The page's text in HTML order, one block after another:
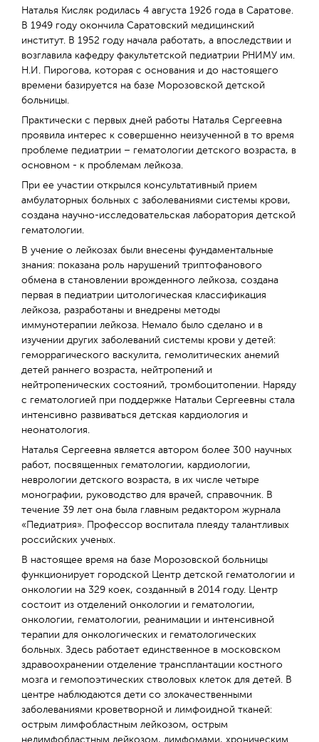
Наталья Кисляк родилась 4 августа 1926 года в Саратове.
В 1949 году окончила Саратовский медицинский
институт. В 1952 году начала работать, а впоследствии и
возглавила кафедру факультетской педиатрии РНИМУ им.
Н.И. Пирогова, которая с основания и до настоящего
времени базируется на базе Морозовской детской
больницы.
Практически с первых дней работы Наталья Сергеевна
проявила интерес к совершенно неизученной в то время
проблеме педиатрии – гематологии детского возраста, в
основном - к проблемам лейкоза.
При ее участии открылся консультативный прием
амбулаторных больных с заболеваниями системы крови,
создана научно-исследовательская лаборатория детской
гематологии.
В учение о лейкозах были внесены фундаментальные
знания: показана роль нарушений триптофанового
обмена в становлении врожденного лейкоза, создана
первая в педиатрии цитологическая классификация
лейкоза, разработаны и внедрены методы
иммунотерапии лейкоза. Немало было сделано и в
изучении других заболеваний системы крови у детей:
геморрагического васкулита, гемолитических анемий
детей раннего возраста, нейтропений и
нейтропенических состояний, тромбоцитопении. Наряду
с гематологией при поддержке Натальи Сергеевны стала
интенсивно развиваться детская кардиология и
неонатология.
Наталья Сергеевна является автором более 300 научных
работ, посвященных гематологии, кардиологии,
неврологии детского возраста, в их числе четыре
монографии, руководство для врачей, справочник. В
течение 39 лет она была главным редактором журнала
«Педиатрия». Профессор воспитала плеяду талантливых
российских ученых.
В настоящее время на базе Морозовской больницы
функционирует городской Центр детской гематологии и
онкологии на 329 коек, созданный в 2014 году. Центр
состоит из отделений онкологии и гематологии,
онкологии, гематологии, реанимации и интенсивной
терапии для онкологических и гематологических
больных. Здесь работает единственное в московском
здравоохранении отделение трансплантации костного
мозга и гемопоэтических стволовых клеток для детей. В
центре наблюдаются дети со злокачественными
заболеваниями кроветворной и лимфоидной тканей:
острым лимфобластным лейкозом, острым
нелимфобластным лейкозом, лимфомами, хроническим